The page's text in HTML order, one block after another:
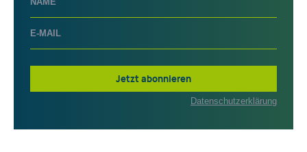
Jetzt abonnieren
Datenschutzerklärung